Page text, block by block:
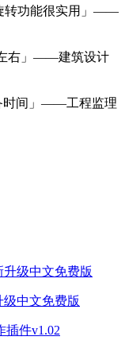
转功能很实用」——
左右」——建筑设计
时间」——工程监理
级中文免费版